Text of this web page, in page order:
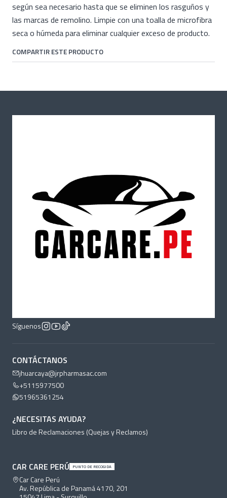
según sea necesario hasta que se eliminen los rasguños y
las marcas de remolino. Limpie con una toalla de microfibra
seca o húmeda para eliminar cualquier exceso de producto.
COMPARTIR ESTE PRODUCTO
Síguenos
CONTÁCTANOS
jhuarcaya@jrpharmasac.com
+5115977500
51965361254
¿NECESITAS AYUDA?
Libro de Reclamaciones (Quejas y Reclamos)
CAR CARE PERÚ PUNTO DE RECOGIDA
Car Care Perú
Av. República de Panamá 4170, 201